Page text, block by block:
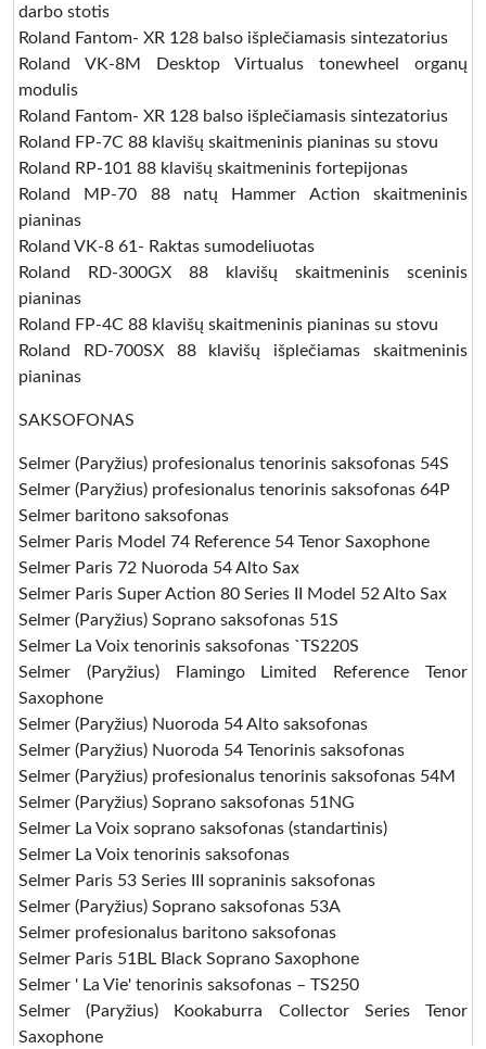
darbo stotis
Roland Fantom- XR 128 balso išplečiamasis sintezatorius
Roland VK-8M Desktop Virtualus tonewheel organų
modulis
Roland Fantom- XR 128 balso išplečiamasis sintezatorius
Roland FP-7C 88 klavišų skaitmeninis pianinas su stovu
Roland RP-101 88 klavišų skaitmeninis fortepijonas
Roland MP-70 88 natų Hammer Action skaitmeninis
pianinas
Roland VK-8 61- Raktas sumodeliuotas
Roland RD-300GX 88 klavišų skaitmeninis sceninis
pianinas
Roland FP-4C 88 klavišų skaitmeninis pianinas su stovu
Roland RD-700SX 88 klavišų išplečiamas skaitmeninis
pianinas
SAKSOFONAS
Selmer (Paryžius) profesionalus tenorinis saksofonas 54S
Selmer (Paryžius) profesionalus tenorinis saksofonas 64P
Selmer baritono saksofonas
Selmer Paris Model 74 Reference 54 Tenor Saxophone
Selmer Paris 72 Nuoroda 54 Alto Sax
Selmer Paris Super Action 80 Series II Model 52 Alto Sax
Selmer (Paryžius) Soprano saksofonas 51S
Selmer La Voix tenorinis saksofonas `TS220S
Selmer (Paryžius) Flamingo Limited Reference Tenor
Saxophone
Selmer (Paryžius) Nuoroda 54 Alto saksofonas
Selmer (Paryžius) Nuoroda 54 Tenorinis saksofonas
Selmer (Paryžius) profesionalus tenorinis saksofonas 54M
Selmer (Paryžius) Soprano saksofonas 51NG
Selmer La Voix soprano saksofonas (standartinis)
Selmer La Voix tenorinis saksofonas
Selmer Paris 53 Series III sopraninis saksofonas
Selmer (Paryžius) Soprano saksofonas 53A
Selmer profesionalus baritono saksofonas
Selmer Paris 51BL Black Soprano Saxophone
Selmer ' La Vie' tenorinis saksofonas – TS250
Selmer (Paryžius) Kookaburra Collector Series Tenor
Saxophone